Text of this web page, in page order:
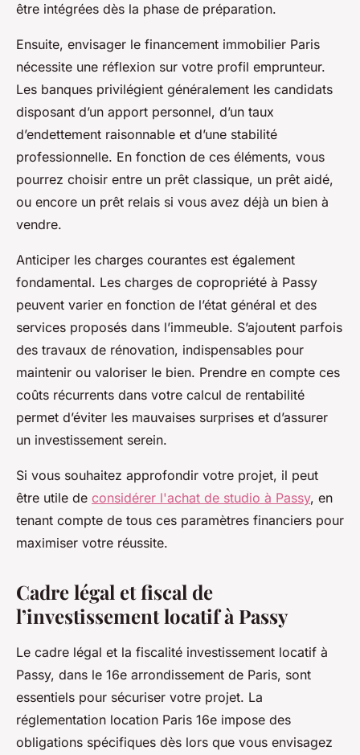
être intégrées dès la phase de préparation.
Ensuite, envisager le financement immobilier Paris
nécessite une réflexion sur votre profil emprunteur.
Les banques privilégient généralement les candidats
disposant d’un apport personnel, d’un taux
d’endettement raisonnable et d’une stabilité
professionnelle. En fonction de ces éléments, vous
pourrez choisir entre un prêt classique, un prêt aidé,
ou encore un prêt relais si vous avez déjà un bien à
vendre.
Anticiper les charges courantes est également
fondamental. Les charges de copropriété à Passy
peuvent varier en fonction de l’état général et des
services proposés dans l’immeuble. S’ajoutent parfois
des travaux de rénovation, indispensables pour
maintenir ou valoriser le bien. Prendre en compte ces
coûts récurrents dans votre calcul de rentabilité
permet d’éviter les mauvaises surprises et d’assurer
un investissement serein.
Si vous souhaitez approfondir votre projet, il peut
être utile de considérer l'achat de studio à Passy, en
tenant compte de tous ces paramètres financiers pour
maximiser votre réussite.
Cadre légal et fiscal de
l’investissement locatif à Passy
Le cadre légal et la fiscalité investissement locatif à
Passy, dans le 16e arrondissement de Paris, sont
essentiels pour sécuriser votre projet. La
réglementation location Paris 16e impose des
obligations spécifiques dès lors que vous envisagez